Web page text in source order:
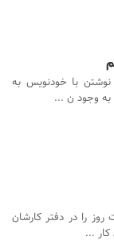
با خودنویس به
به وجود ن ...
روز را در دفتر کارشان
...